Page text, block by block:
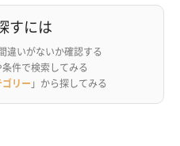
すには
違いがないか確認する
件で検索してみる
ゴリー 」から探してみる